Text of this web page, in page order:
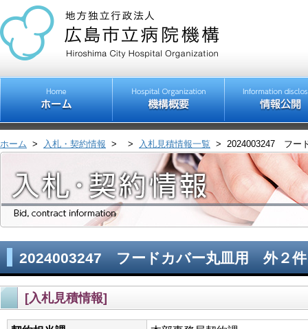
ホーム > 入札・契約情報 > > 入札見積情報一覧 > 2024003247 フー
2024003247 フードカバー丸皿用 外２件
[入札見積情報]